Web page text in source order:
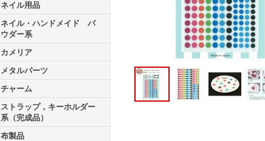
ネイル用品
ネイル・ハンドメイド パ
ウダー系
カメリア
メタルパーツ
チャーム
ストラップ，キーホルダー
系（完成品）
布製品